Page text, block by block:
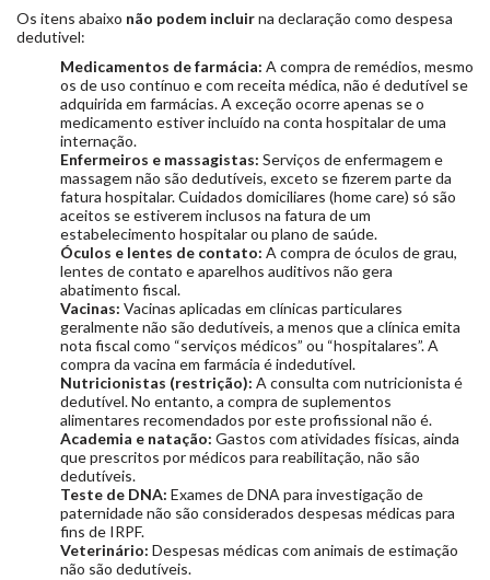
Os itens abaixo não podem incluirna declaração como despesa
dedutivel:
Medicamentos de farmácia: A compra de remédios, mesmo
os de uso contínuo e com receita médica, não é dedutível se
adquirida em farmácias. A exceção ocorre apenas se o
medicamento estiver incluído na conta hospitalar de uma
internação.
Enfermeiros e massagistas: Serviços de enfermagem e
massagem não são dedutíveis, exceto se fizerem parte da
fatura hospitalar. Cuidados domiciliares (home care) só são
aceitos se estiverem inclusos na fatura de um
estabelecimento hospitalar ou plano de saúde.
Óculos e lentes de contato: A compra de óculos de grau,
lentes de contato e aparelhos auditivos não gera
abatimento fiscal.
Vacinas: Vacinas aplicadas em clínicas particulares
geralmente não são dedutíveis, a menos que a clínica emita
nota fiscal como “serviços médicos” ou “hospitalares”. A
compra da vacina em farmácia é indedutível.
Nutricionistas (restrição): A consulta com nutricionista é
dedutível. No entanto, a compra de suplementos
alimentares recomendados por este profissional não é.
Academia e natação: Gastos com atividades físicas, ainda
que prescritos por médicos para reabilitação, não são
dedutíveis.
Teste de DNA: Exames de DNA para investigação de
paternidade não são considerados despesas médicas para
fins de IRPF.
Veterinário: Despesas médicas com animais de estimação
não são dedutíveis.